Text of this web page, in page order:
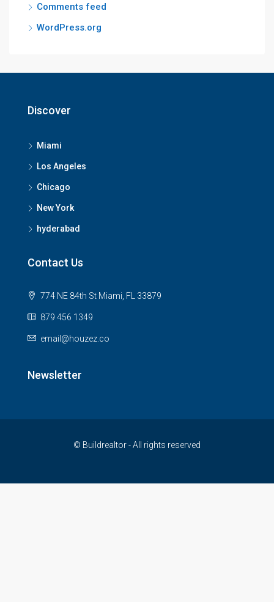
Comments feed
WordPress.org
Discover
Miami
Los Angeles
Chicago
New York
hyderabad
Contact Us
774 NE 84th St Miami, FL 33879
879 456 1349
email@houzez.co
Newsletter
© Buildrealtor - All rights reserved